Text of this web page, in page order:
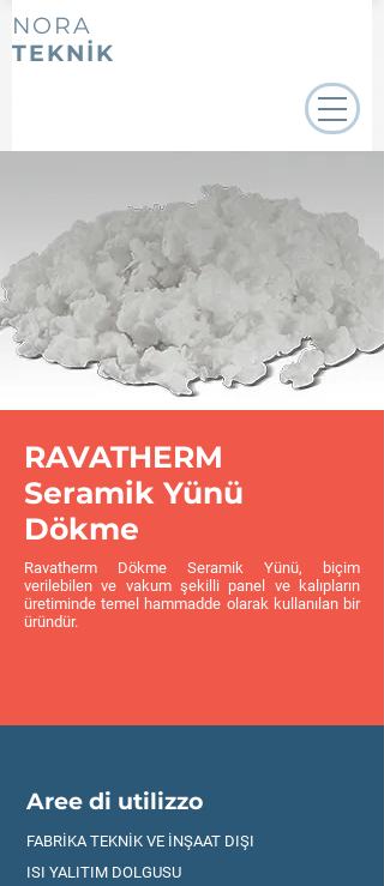
NORA
TEKNİK
RAVATHERM
Seramik Yünü
Dökme
Ravatherm Dökme Seramik Yünü, biçim
verilebilen ve vakum şekilli panel ve kalıpların
üretiminde temel hammadde olarak kullanılan bir
üründür.
Aree di utilizzo
FABRİKA TEKNİK VE İNŞAAT DIŞI
ISI YALITIM DOLGUSU